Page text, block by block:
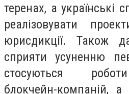
теренах, а українські
реалізовувати
юрисдикції. Також
сприяти усуненню
стосуються
блокчейн-компаній,